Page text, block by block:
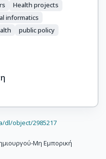
Health projects
informatics
public policy
dl/object/2985217
Μη Εμπορική